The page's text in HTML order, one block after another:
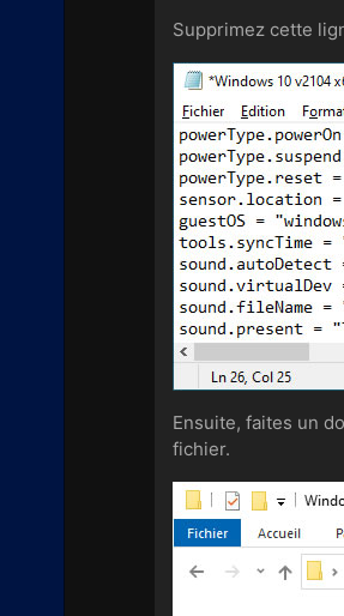
Supprimez cette
Ensuite, faites un
fichier.